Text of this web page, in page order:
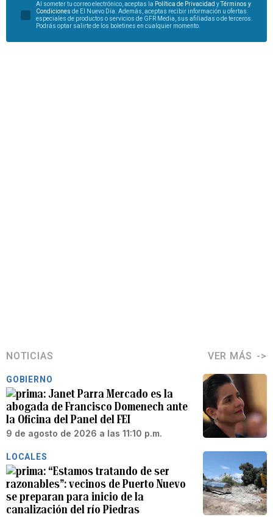
Al someter tu correo electrónico, aceptas la Política de Privacidad yTérminos y
Condiciones de El Nuevo Día. Además, aceptas recibir información u ofertas
especiales de productos o servicios de GFR Media, sus afiliadas o de terceros.
Podrás optar salirte de los boletines en cualquier momento.
NOTICIAS VER MÁS
GOBIERNO
Janet Parra Mercado es la
abogada de Francisco Domenech ante
la Oficina del Panel del FEI
9 de agosto de 2026 a las 11:10 p.m.
LOCALES
“Estamos tratando de ser
razonables”: vecinos de Puerto Nuevo
se preparan para inicio de la
canalización del río Piedras